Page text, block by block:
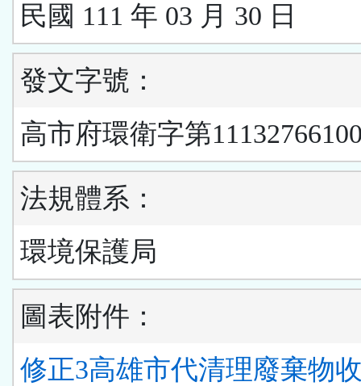
民國 111 年 03 月 30 日
發文字號：
高市府環衛字第
法規體系：
環境保護局
圖表附件：
修正3高雄市代清理廢棄物